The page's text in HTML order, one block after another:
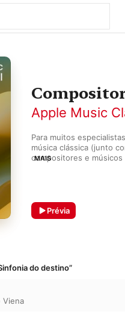
Apple Music
Para muitos
música clássica (junto
compositores e músicos
MAIS
Prévia
do destino”
Viena